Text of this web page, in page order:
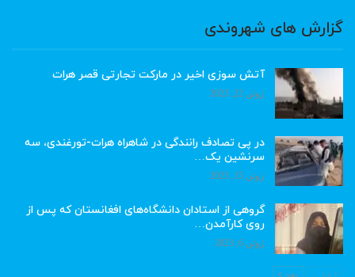
گزارش های شهروندی
آتش سوزی اخیر در مارکت تجارتی قصر هرات
ژوئن 22, 2023
در پی تصادف رانندگی در شاهراه هرات-تورغندی، سه
سرنشین یک…
ژوئن 15, 2023
گروهی از استادان دانشگاه‌های افغانستان که پس از
روی کارآمدن…
ژوئن 6, 2023